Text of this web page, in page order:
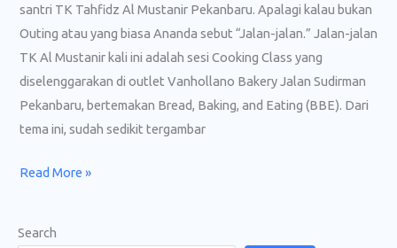
santri TK Tahfidz Al Mustanir Pekanbaru. Apalagi kalau bukan
Outing atau yang biasa Ananda sebut “Jalan-jalan.” Jalan-jalan
TK Al Mustanir kali ini adalah sesi Cooking Class yang
diselenggarakan di outlet Vanhollano Bakery Jalan Sudirman
Pekanbaru, bertemakan Bread, Baking, and Eating (BBE). Dari
tema ini, sudah sedikit tergambar
Menghargai
Makanan
Read More »
Search